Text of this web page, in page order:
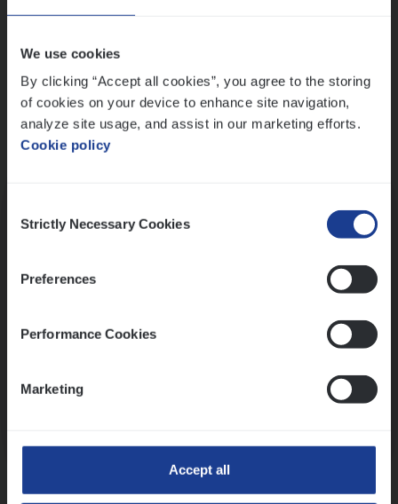
We use cookies
By clicking “Accept all cookies”, you agree to the storing
of cookies on your device to enhance site navigation,
analyze site usage, and assist in our marketing efforts.
Cookie policy
Selection
Strictly Necessary Cookies
Preferences
Performance Cookies
Marketing
Accept all